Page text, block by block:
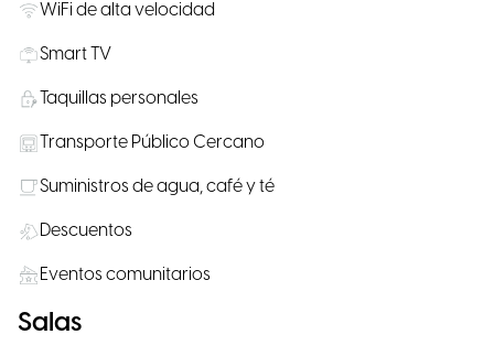
WiFi de alta velocidad
Smart TV
Taquillas personales
Transporte Público Cercano
Suministros de agua, café y té
Descuentos
Eventos comunitarios
Salas